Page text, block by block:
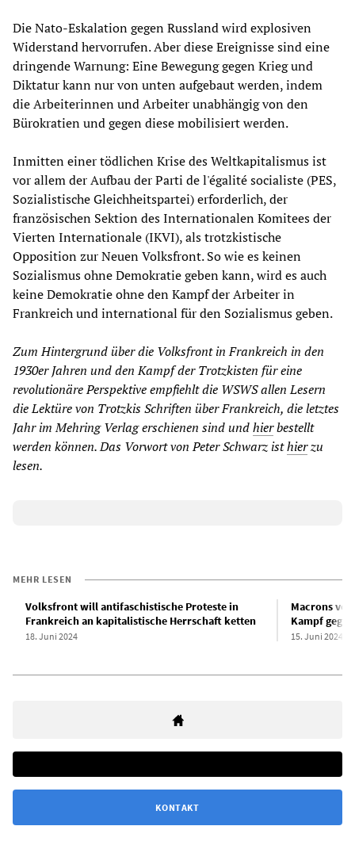
Die Nato-Eskalation gegen Russland wird explosiven
Widerstand hervorrufen. Aber diese Ereignisse sind eine
dringende Warnung: Eine Bewegung gegen Krieg und
Diktatur kann nur von unten aufgebaut werden, indem
die Arbeiterinnen und Arbeiter unabhängig von den
Bürokratien und gegen diese mobilisiert werden.
Inmitten einer tödlichen Krise des Weltkapitalismus ist
vor allem der Aufbau der Parti de l'égalité socialiste (PES,
Sozialistische Gleichheitspartei) erforderlich, der
französischen Sektion des Internationalen Komitees der
Vierten Internationale (IKVI), als trotzkistische
Opposition zur Neuen Volksfront. So wie es keinen
Sozialismus ohne Demokratie geben kann, wird es auch
keine Demokratie ohne den Kampf der Arbeiter in
Frankreich und international für den Sozialismus geben.
Zum Hintergrund über die Volksfront in Frankreich in den
1930er Jahren und den Kampf der Trotzkisten für eine
revolutionäre Perspektive empfiehlt die WSWS allen Lesern
die Lektüre von Trotzkis Schriften über Frankreich, die letztes
Jahr im Mehring Verlag erschienen sind undhierbestellt
werden können. Das Vorwort von Peter Schwarz isthierzu
lesen.
MEHR LESEN
Volksfront will antifaschistische Proteste in
Frankreich an kapitalistische Herrschaft ketten
18. Juni 2024
Macrons
Kampf
15. Juni 2024
KONTAKT